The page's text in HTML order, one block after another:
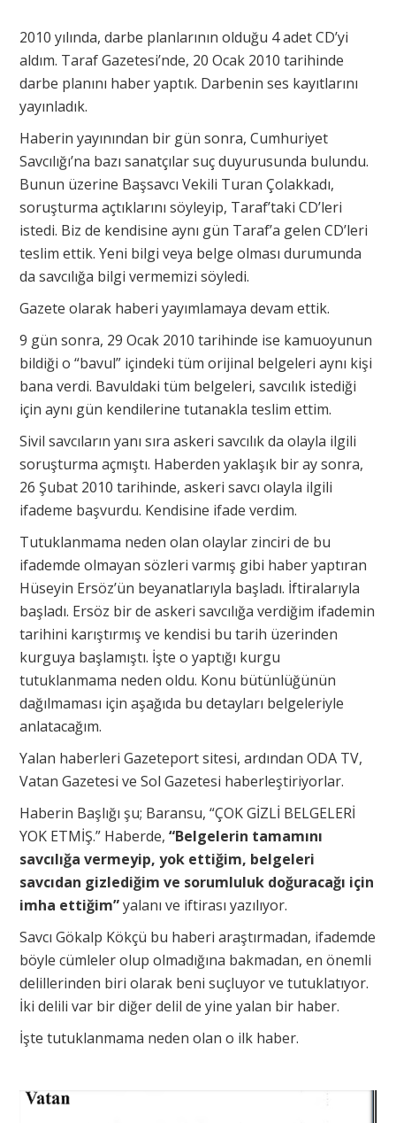
2010 yılında, darbe planlarının olduğu 4 adet CD’yi
aldım. Taraf Gazetesi’nde, 20 Ocak 2010 tarihinde
darbe planını haber yaptık. Darbenin ses kayıtlarını
yayınladık.
Haberin yayınından bir gün sonra, Cumhuriyet
Savcılığı’na bazı sanatçılar suç duyurusunda bulundu.
Bunun üzerine Başsavcı Vekili Turan Çolakkadı,
soruşturma açtıklarını söyleyip, Taraf’taki CD’leri
istedi. Biz de kendisine aynı gün Taraf’a gelen CD’leri
teslim ettik. Yeni bilgi veya belge olması durumunda
da savcılığa bilgi vermemizi söyledi.
Gazete olarak haberi yayımlamaya devam ettik.
9 gün sonra, 29 Ocak 2010 tarihinde ise kamuoyunun
bildiği o “bavul” içindeki tüm orijinal belgeleri aynı kişi
bana verdi. Bavuldaki tüm belgeleri, savcılık istediği
için aynı gün kendilerine tutanakla teslim ettim.
Sivil savcıların yanı sıra askeri savcılık da olayla ilgili
soruşturma açmıştı. Haberden yaklaşık bir ay sonra,
26 Şubat 2010 tarihinde, askeri savcı olayla ilgili
ifademe başvurdu. Kendisine ifade verdim.
Tutuklanmama neden olan olaylar zinciri de bu
ifademde olmayan sözleri varmış gibi haber yaptıran
Hüseyin Ersöz’ün beyanatlarıyla başladı. İftiralarıyla
başladı. Ersöz bir de askeri savcılığa verdiğim ifademin
tarihini karıştırmış ve kendisi bu tarih üzerinden
kurguya başlamıştı. İşte o yaptığı kurgu
tutuklanmama neden oldu. Konu bütünlüğünün
dağılmaması için aşağıda bu detayları belgeleriyle
anlatacağım.
Yalan haberleri Gazeteport sitesi, ardından ODA TV,
Vatan Gazetesi ve Sol Gazetesi haberleştiriyorlar.
Haberin Başlığı şu; Baransu, “ÇOK GİZLİ BELGELERİ
YOK ETMİŞ.” Haberde, “Belgelerin tamamını
savcılığa vermeyip, yok ettiğim, belgeleri
savcıdan gizlediğim ve sorumluluk doğuracağı için
imha ettiğim”yalanı ve iftirası yazılıyor.
Savcı Gökalp Kökçü bu haberi araştırmadan, ifademde
böyle cümleler olup olmadığına bakmadan, en önemli
delillerinden biri olarak beni suçluyor ve tutuklatıyor.
İki delili var bir diğer delil de yine yalan bir haber.
İşte tutuklanmama neden olan o ilk haber.